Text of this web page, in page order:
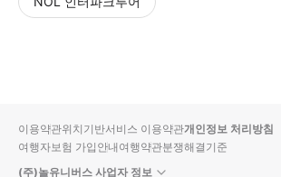
입니
다.
순
상
이용약관위치기반서비스 이용약관개인정보 처리방침
여행자보험 가입안내여행약관분쟁해결기준
(주)놀유니버스 사업자 정보